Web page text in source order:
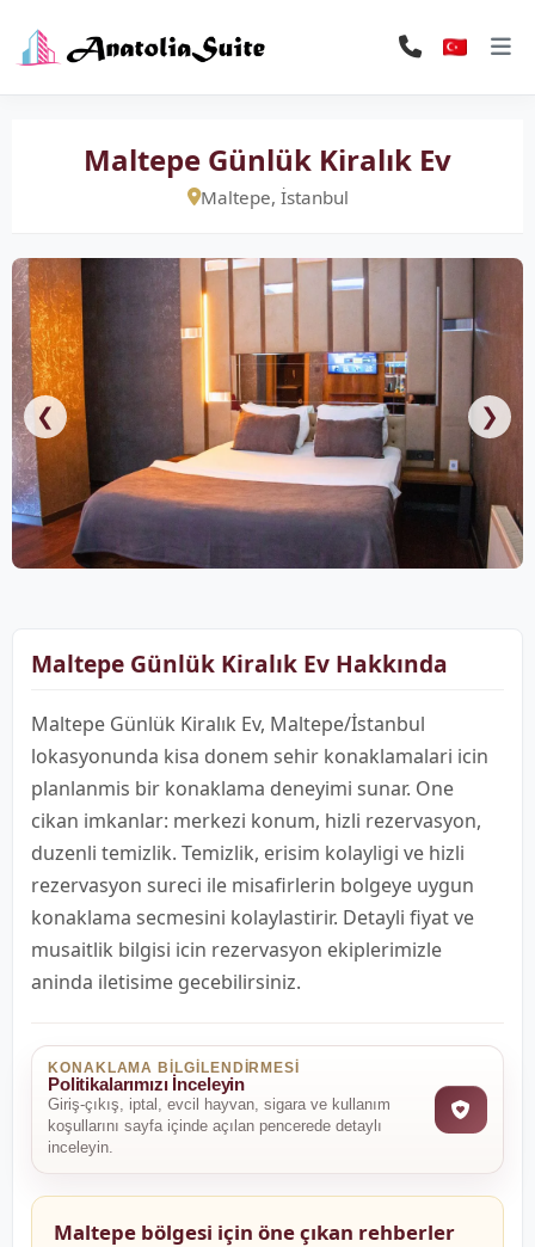
Maltepe Günlük Kiralık Ev
Maltepe, İstanbul
❮ ❯
Maltepe Günlük Kiralık Ev Hakkında
Maltepe Günlük Kiralık Ev, Maltepe/İstanbul
lokasyonunda kisa donem sehir konaklamalari icin
planlanmis bir konaklama deneyimi sunar. One
cikan imkanlar: merkezi konum, hizli rezervasyon,
duzenli temizlik. Temizlik, erisim kolayligi ve hizli
rezervasyon sureci ile misafirlerin bolgeye uygun
konaklama secmesini kolaylastirir. Detayli fiyat ve
musaitlik bilgisi icin rezervasyon ekiplerimizle
aninda iletisime gecebilirsiniz.
KONAKLAMA BILGILENDIRMESI
Politikalarımızı İnceleyin
Giriş-çıkış, iptal, evcil hayvan, sigara ve kullanım
koşullarını sayfa içinde açılan pencerede detaylı
inceleyin.
Maltepe bölgesi için öne çıkan rehberler